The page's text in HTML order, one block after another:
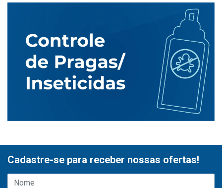
Cadastre-se para receber nossas ofertas!